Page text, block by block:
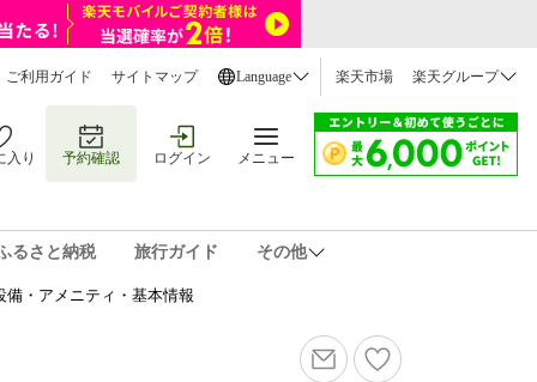
ご利用ガイド サイトマップ Language 楽天市場 楽天グループ
入り 予約確認 ログイン メニュー
るさと納税 旅行ガイド その他
・アメニティ・基本情報